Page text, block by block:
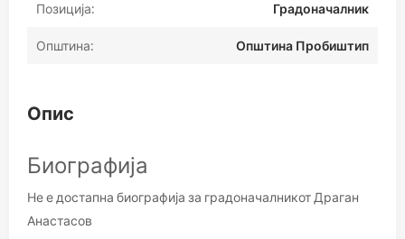
Позиција: Градоначалник
Општина: Општина Пробиштип
Опис
Биографија
Не е достапна биографија за градоначалникот Драган
Анастасов